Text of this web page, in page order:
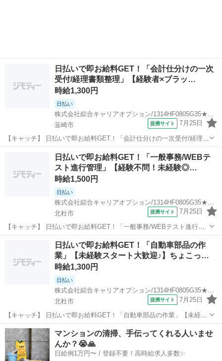
日払いで即お給料GET！「会計仕分けの一次
受付/経理書類整理」【経験者×ブラッ…
時給1,300円
日払い
韮崎市
提携サイト 7月25日
【キャッチ】 日払いで即お給料GET！「会計仕分けの一次受付/経理書
類整理」【経験者×ブラッシュUP！！】先の予定も立てやすい♪土日祝
休！高時給1300円！ 【コメント】 製造のお仕事をお探しにおススメ♪
「未経験でも出...
韮崎市 一般事務
日払いで即お給料GET！「一般事務/WEBテ
スト進行管理」【経験不問！未経験◎…
時給1,500円
日払い
北杜市
提携サイト 7月25日
【キャッチ】 日払いで即お給料GET！「一般事務/WEBテスト進行管
理」【経験不問！未経験◎】女性も多数カツヤク中♪ウレシイ残業ほぼ
ナシ♪高時給1500円！ 【コメント】 製造のお仕事が豊富★未経験で働
いてみたい方も大歓迎...
北杜市 一般事務
日払いで即お給料GET！「自動車部品の作
業」【未経験スタート大歓迎♪】ちょこっ…
時給1,300円
日払い
株式会社綜合キャリアオプション/1314HF0805G35★64-N
北杜市
提携サイト 7月25日
【キャッチ】 日払いで即お給料GET！「自動車部品の作業」【未経験
スタート大歓迎♪】ちょこっと残業あり♪Excelマスターカンゲイ！高時
給1300円！ 【コメント】 ＼大手人材派遣会社で働きませんか♪／ 「新
しい職場は不...
山梨 北杜市
マンションの清掃、手伝ってくれる人いませ
んか？😭🙏
日給例1万円〜 / 登録不要！高時給求人多数✨